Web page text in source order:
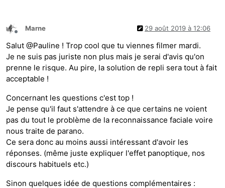
Hors-ligne
Marne 29 août 2019 à 12:06
Salut @Pauline ! Trop cool que tu viennes filmer mardi.
Je ne suis pas juriste non plus mais je serai d'avis qu'on
prenne le risque. Au pire, la solution de repli sera tout à fait
acceptable !
Concernant les questions c'est top !
Je pense qu'il faut s'attendre à ce que certains ne voient
pas du tout le problème de la reconnaissance faciale voire
nous traite de parano.
Ce sera donc au moins aussi intéressant d'avoir les
réponses. (même juste expliquer l'effet panoptique, nos
discours habituels etc.)
Sinon quelques idée de questions complémentaires :